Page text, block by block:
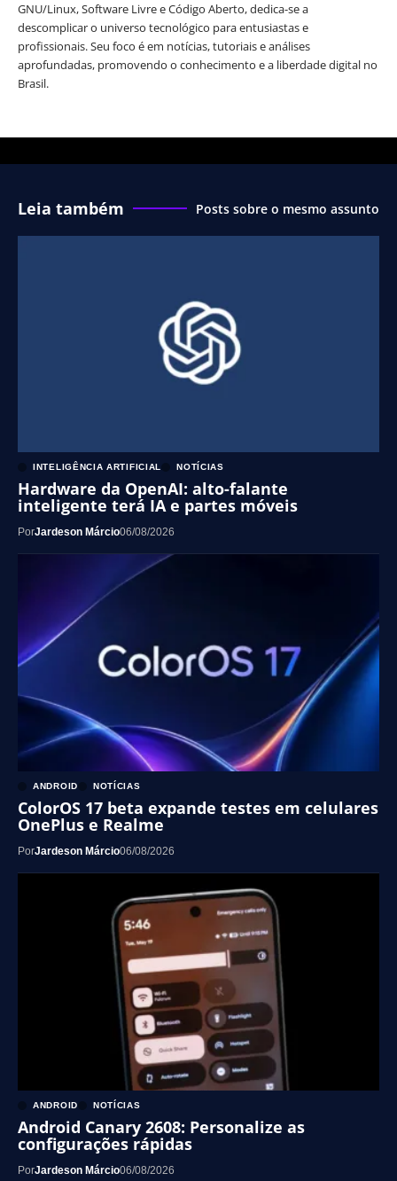
GNU/Linux, Software Livre e Código Aberto, dedica-se a
descomplicar o universo tecnológico para entusiastas e
profissionais. Seu foco é em notícias, tutoriais e análises
aprofundadas, promovendo o conhecimento e a liberdade digital no
Brasil.
Leia também Posts sobre o mesmo assunto
INTELIGÊNCIA ARTIFICIAL NOTÍCIAS
Hardware da OpenAI: alto-falante
inteligente terá IA e partes móveis
PorJardeson Márcio06/08/2026
ANDROID NOTÍCIAS
ColorOS 17 beta expande testes em celulares
OnePlus e Realme
PorJardeson Márcio06/08/2026
ANDROID NOTÍCIAS
Android Canary 2608: Personalize as
configurações rápidas
PorJardeson Márcio06/08/2026